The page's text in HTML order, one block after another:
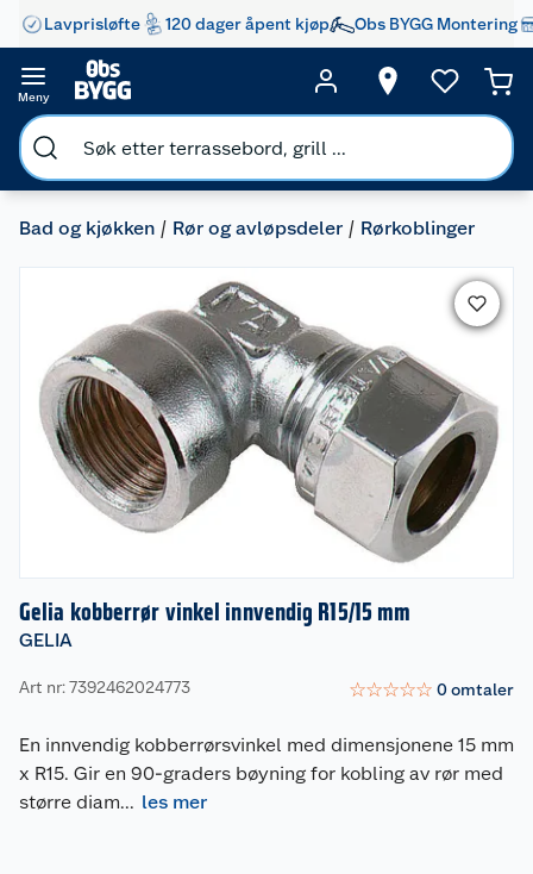
Lavprisløfte 120 dager åpent kjøp Obs BYGG Montering
Meny
Bad og kjøkken Rør og avløpsdeler Rørkoblinger
Gelia kobberrør vinkel innvendig R15/15 mm
GELIA
Art nr: 7392462024773 ☆☆☆☆☆ 0omtaler
En innvendig kobberrørsvinkel med dimensjonene 15 mm
x R15. Gir en 90-graders bøyning for kobling av rør med
større diam... les mer